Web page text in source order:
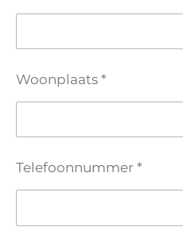
Woonplaats *
Telefoonnummer *